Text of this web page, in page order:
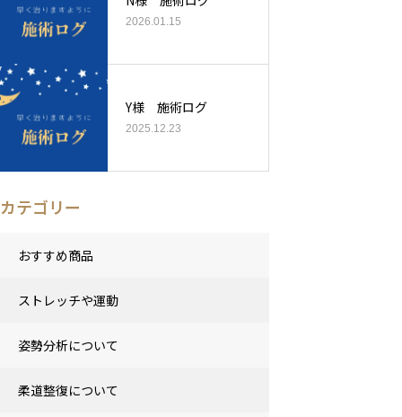
2026.01.15
Y様 施術ログ
2025.12.23
カテゴリー
おすすめ商品
ストレッチや運動
姿勢分析について
柔道整復について